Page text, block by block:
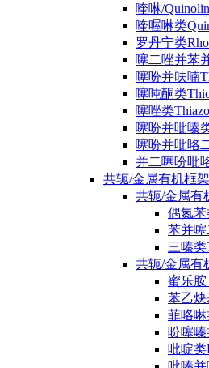
喹啉/
喹喔啉类
罗丹宁类
噻二唑并苯
噻吩并呋喃
噻吨酮类
噻唑类
噻吩并吡嗪
噻吩并吡咯
并二噻吩吡
共轭/金属有机框
共轭/金属有
偶氮苯
苯并噻
三嗪类
共轭/金属有
蜜乐胺
苯乙炔
菲咯啉
吩噻嗪
吡啶类